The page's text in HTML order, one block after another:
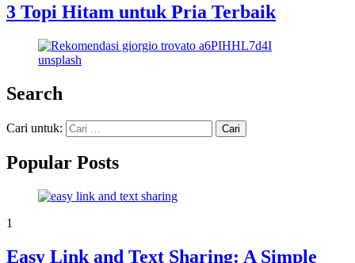
3 Topi Hitam untuk Pria Terbaik
Search
Cari untuk:
Popular Posts
1
Easy Link and Text Sharing: A Simple